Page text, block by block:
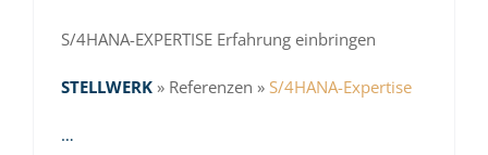
S/4HANA-EXPERTISE Erfahrung einbringen
STELLWERK » Referenzen » S/4HANA-Expertise
…